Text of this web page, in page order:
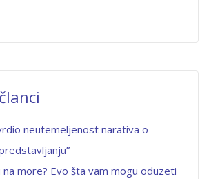
neutemeljenost narativa o
more? Evo šta vam mogu oduzeti